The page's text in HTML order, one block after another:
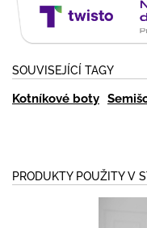
SOUVISEJÍCÍ TAGY
Kotníkové boty
PRODUKTY POUŽITY V